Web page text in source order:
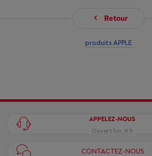
Retour
produits APPLE
APPELEZ-NOUS
Ouvert lun. 8 h
CONTACTEZ-NOUS